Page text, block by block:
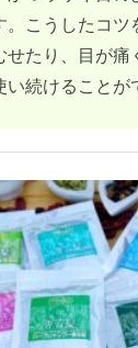
。こうしたコツ
たり、目が痛
続けることが